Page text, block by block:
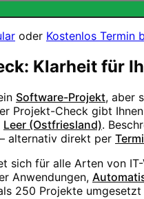
oder Kostenlos Termin
Klarheit für
Software-Projekt, aber
Projekt-Check gibt
Leer (Ostfriesland).
alternativ direkt per
sich für alle Arten von IT-
Anwendungen,
250 Projekte